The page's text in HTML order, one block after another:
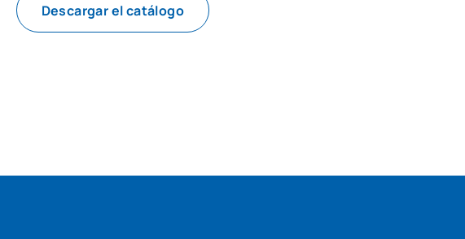
Descargar el catálogo